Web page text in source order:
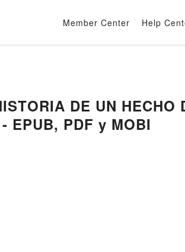
Member Center Help
DE UN HECHO
EPUB, PDF y MOBI